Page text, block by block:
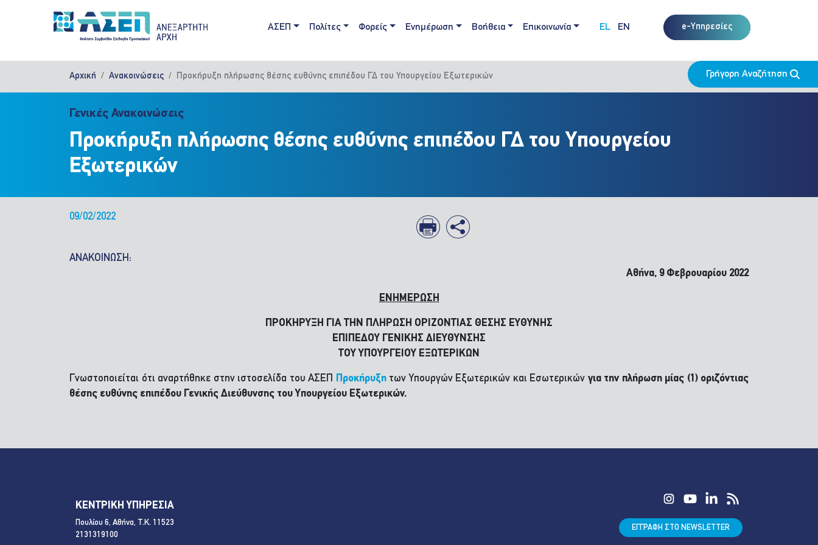
Main navigation
ΑΣΕΠ Πολίτες Φορείς Ενημέρωση Βοήθεια Επικοινωνία EL EN e-Υπηρεσίες
Αρχική Ανακοινώσεις Προκήρυξη πλήρωσης θέσης ευθύνης επιπέδου ΓΔ του Υπουργείου Εξωτερικών Γρήγορη Αναζήτηση
Γενικές Ανακοινώσεις
Προκήρυξη πλήρωσης θέσης ευθύνης επιπέδου ΓΔ του Υπουργείου
Εξωτερικών
09/02/2022
ΑΝΑΚΟΙΝΩΣΗ:
Αθήνα, 9 Φεβρουαρίου 2022
ΕΝΗΜΕΡΩΣΗ
ΠΡΟΚΗΡΥΞΗ ΓΙΑ ΤΗΝ ΠΛΗΡΩΣΗ ΟΡΙΖΟΝΤΙΑΣ ΘΕΣΗΣ ΕΥΘΥΝΗΣ
ΕΠΙΠΕΔΟΥ ΓΕΝΙΚΗΣ ΔΙΕΥΘΥΝΣΗΣ
ΤΟΥ ΥΠΟΥΡΓΕΙΟΥ ΕΞΩΤΕΡΙΚΩΝ
Γνωστοποιείται ότι αναρτήθηκε στην ιστοσελίδα του ΑΣΕΠ Προκήρυξητων Υπουργών Εξωτερικών και Εσωτερικών για την πλήρωση μίας (1) οριζόντιας
θέσης ευθύνης επιπέδου Γενικής Διεύθυνσης του Υπουργείου Εξωτερικών.
ΚΕΝΤΡΙΚΗ ΥΠΗΡΕΣΙΑ
Πουλίου 6, Αθήνα, Τ.Κ. 11523
2131319100
ΕΓΓΡΑΦΗ ΣΤΟ NEWSLETTER